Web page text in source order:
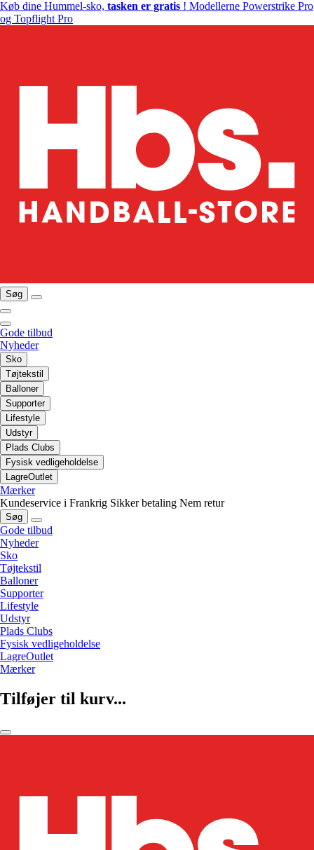
Køb dine Hummel-sko, tasken er gratis ! Modellerne Powerstrike Pro
og Topflight Pro
Søg
Gode tilbud
Nyheder
Sko
Tøjtekstil
Balloner
Supporter
Lifestyle
Udstyr
Plads Clubs
Fysisk vedligeholdelse
LagreOutlet
Mærker
Kundeservice i Frankrig Sikker betaling Nem retur
Søg
Gode tilbud
Nyheder
Sko
Tøjtekstil
Balloner
Supporter
Lifestyle
Udstyr
Plads Clubs
Fysisk vedligeholdelse
LagreOutlet
Mærker
Tilføjer til kurv...